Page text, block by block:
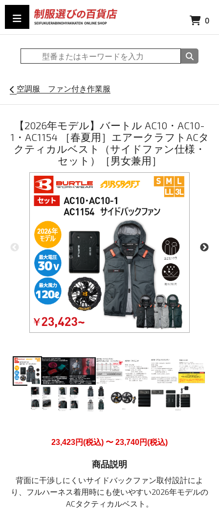
0
空調服 ファン付き作業服
【2026年モデル】バートル AC10・AC10-
1・AC1154 ［春夏用］エアークラフトACタ
クティカルベスト（サイドファン仕様・
セット）［男女兼用］
23,423円(税込) 〜 23,740円(税込)
商品説明
背面に干渉しにくいサイドバックファン取付設計によ
り、フルハーネス着用時にも使いやすい2026年モデルの
ACタクティカルベスト。